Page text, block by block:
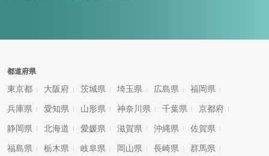
都道府県
東京都 大阪府 茨城県 埼玉県 広島県 福岡県
兵庫県 愛知県 山形県 神奈川県 千葉県 京都府
静岡県 北海道 愛媛県 滋賀県 沖縄県 佐賀県
福島県 栃木県 岐阜県 岡山県 長崎県 群馬県